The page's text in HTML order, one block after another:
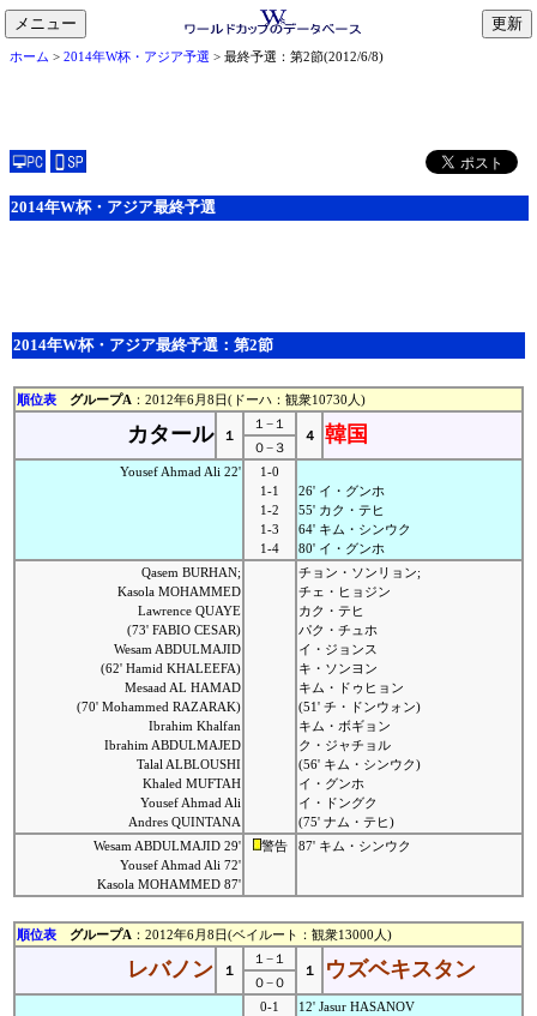
メニュー
toggle
navigation
ホーム > 2014年W杯・アジア予選 > 最終予選：第2節(2012/6/8)
2014年W杯・アジア最終予選
2014年W杯・アジア最終予選：第2節
順位表 グループA ：2012年6月8日(ドーハ：観衆10730人)
カタール １
１−１
４
韓国
０−３
Yousef Ahmad Ali 22'
1-0
1-1
1-2
1-3
1-4
26' イ・グンホ
55' カク・テヒ
64' キム・シンウク
80' イ・グンホ
Qasem BURHAN;
Kasola MOHAMMED
Lawrence QUAYE
(73' FABIO CESAR)
Wesam ABDULMAJID
(62' Hamid KHALEEFA)
Mesaad AL HAMAD
(70' Mohammed RAZARAK)
Ibrahim Khalfan
Ibrahim ABDULMAJED
Talal ALBLOUSHI
Khaled MUFTAH
Yousef Ahmad Ali
Andres QUINTANA
チョン・ソンリョン;
チェ・ヒョジン
カク・テヒ
パク・チュホ
イ・ジョンス
キ・ソンヨン
キム・ドゥヒョン
(51' チ・ドンウォン)
キム・ボギョン
ク・ジャチョル
(56' キム・シンウク)
イ・グンホ
イ・ドングク
(75' ナム・テヒ)
Wesam ABDULMAJID 29'
Yousef Ahmad Ali 72'
Kasola MOHAMMED 87'
警告 87' キム・シンウク
順位表 グループA ：2012年6月8日(ベイルート：観衆13000人)
レバノン １
１−１
１
ウズベキスタン
０−０
0-1
12' Jasur HASANOV